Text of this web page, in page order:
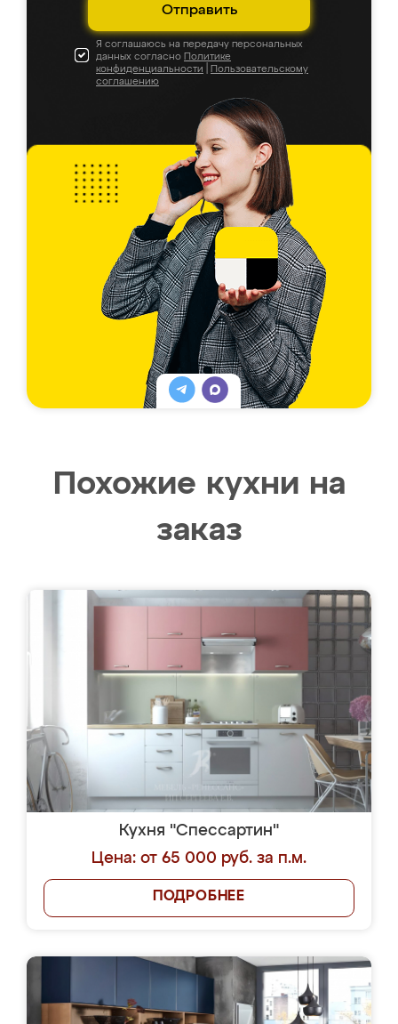
Отправить
Я соглашаюсь на передачу персональных
данных согласно Политике
конфиденциальности
Пользовательскому
соглашению
Похожие кухни на
заказ
Кухня "Спессартин"
Цена: от 65 000 руб. за п.м.
ПОДРОБНЕЕ